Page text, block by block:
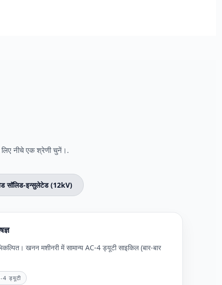
नीचे एक श्रेणी चुनें।.
सॉलिड-इन्सुलेटेड (12kV)
खनन मशीनरी में सामान्य AC-4 ड्यूटी साइकिल (बार-बार
4 ड्यूटी